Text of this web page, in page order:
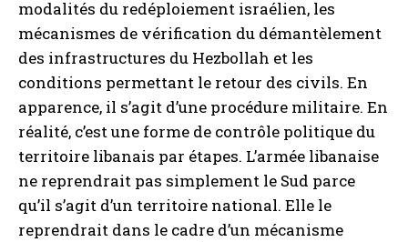
modalités du redéploiement israélien, les
mécanismes de vérification du démantèlement
des infrastructures du Hezbollah et les
conditions permettant le retour des civils. En
apparence, il s’agit d’une procédure militaire. En
réalité, c’est une forme de contrôle politique du
territoire libanais par étapes. L’armée libanaise
ne reprendrait pas simplement le Sud parce
qu’il s’agit d’un territoire national. Elle le
reprendrait dans le cadre d’un mécanisme